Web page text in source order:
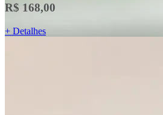
R$ 168,00
+ Detalhes